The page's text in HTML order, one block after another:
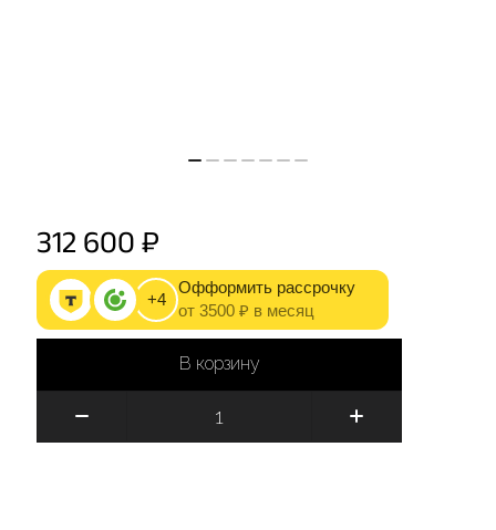
312 600 ₽
+4
Офформить рассрочку
от 3500 ₽ в месяц
В корзину